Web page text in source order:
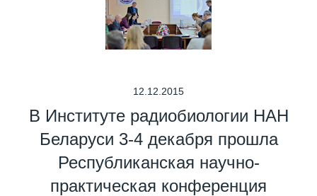
12.12.2015
В Институте радиобиологии НАН
Беларуси 3-4 декабря прошла
Республиканская научно-
практическая конференция